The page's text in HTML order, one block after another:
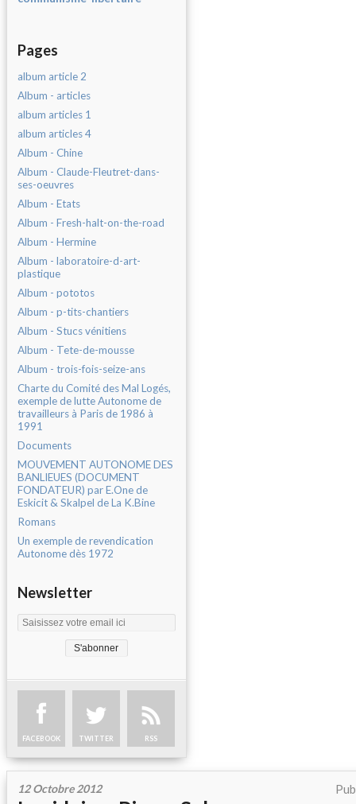
Pages
album article 2
Album - articles
album articles 1
album articles 4
Album - Chine
Album - Claude-Fleutret-dans-
ses-oeuvres
Album - Etats
Album - Fresh-halt-on-the-road
Album - Hermine
Album - laboratoire-d-art-
plastique
Album - pototos
Album - p-tits-chantiers
Album - Stucs vénitiens
Album - Tete-de-mousse
Album - trois-fois-seize-ans
Charte du Comité des Mal Logés,
exemple de lutte Autonome de
travailleurs à Paris de 1986 à
1991
Documents
MOUVEMENT AUTONOME DES
BANLIEUES (DOCUMENT
FONDATEUR) par E.One de
Eskicit & Skalpel de La K.Bine
Romans
Un exemple de revendication
Autonome dès 1972
Newsletter
FACEBOOK TWITTER RSS
12 Octobre 2012